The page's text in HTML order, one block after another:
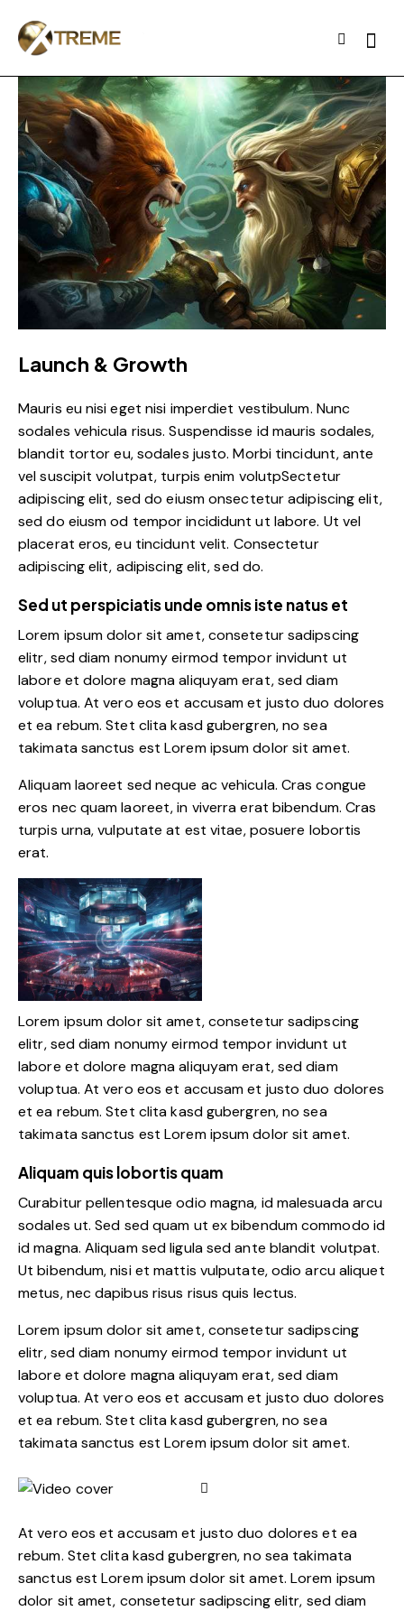
Launch & Growth
Mauris eu nisi eget nisi imperdiet vestibulum. Nunc
sodales vehicula risus. Suspendisse id mauris sodales,
blandit tortor eu, sodales justo. Morbi tincidunt, ante
vel suscipit volutpat, turpis enim volutpSectetur
adipiscing elit, sed do eiusm onsectetur adipiscing elit,
sed do eiusm od tempor incididunt ut labore. Ut vel
placerat eros, eu tincidunt velit. Consectetur
adipiscing elit, adipiscing elit, sed do.
Sed ut perspiciatis unde omnis iste natus et
Lorem ipsum dolor sit amet, consetetur sadipscing
elitr, sed diam nonumy eirmod tempor invidunt ut
labore et dolore magna aliquyam erat, sed diam
voluptua. At vero eos et accusam et justo duo dolores
et ea rebum. Stet clita kasd gubergren, no sea
takimata sanctus est Lorem ipsum dolor sit amet.
Aliquam laoreet sed neque ac vehicula. Cras congue
eros nec quam laoreet, in viverra erat bibendum. Cras
turpis urna, vulputate at est vitae, posuere lobortis
erat.
Lorem ipsum dolor sit amet, consetetur sadipscing
elitr, sed diam nonumy eirmod tempor invidunt ut
labore et dolore magna aliquyam erat, sed diam
voluptua. At vero eos et accusam et justo duo dolores
et ea rebum. Stet clita kasd gubergren, no sea
takimata sanctus est Lorem ipsum dolor sit amet.
Aliquam quis lobortis quam
Curabitur pellentesque odio magna, id malesuada arcu
sodales ut. Sed sed quam ut ex bibendum commodo id
id magna. Aliquam sed ligula sed ante blandit volutpat.
Ut bibendum, nisi et mattis vulputate, odio arcu aliquet
metus, nec dapibus risus risus quis lectus.
Lorem ipsum dolor sit amet, consetetur sadipscing
elitr, sed diam nonumy eirmod tempor invidunt ut
labore et dolore magna aliquyam erat, sed diam
voluptua. At vero eos et accusam et justo duo dolores
et ea rebum. Stet clita kasd gubergren, no sea
takimata sanctus est Lorem ipsum dolor sit amet.
At vero eos et accusam et justo duo dolores et ea
rebum. Stet clita kasd gubergren, no sea takimata
sanctus est Lorem ipsum dolor sit amet. Lorem ipsum
dolor sit amet, consetetur sadipscing elitr, sed diam